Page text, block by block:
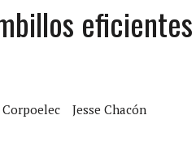
Corpoelec Jesse Chacón